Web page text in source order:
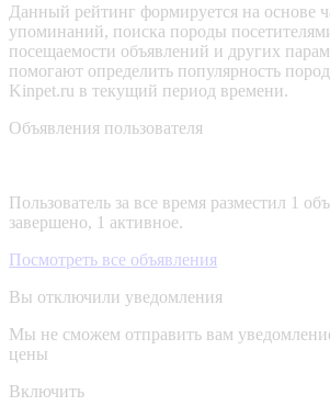
Данный рейтинг формируется на основе
упоминаний, поиска породы
посещаемости объявлений и других
помогают определить популярность
Kinpet.ru в текущий период времени.
Объявления пользователя
Пользователь за все время разместил 1
завершено, 1 активное.
Посмотреть все объявления
Вы отключили уведомления
Мы не сможем отправить вам
цены
Включить